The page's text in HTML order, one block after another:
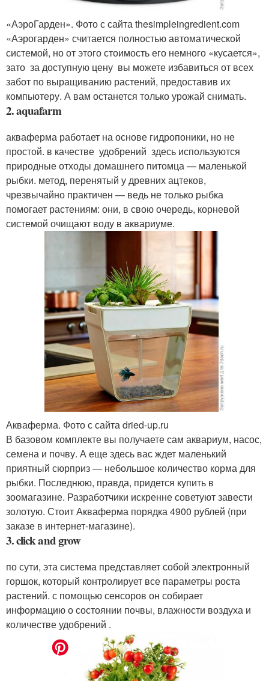
«АэроГарден». Фото с сайта thesimpleingredient.com
«Аэрогарден» считается полностью автоматической
системой, но от этого стоимость его немного «кусается»,
зато за доступную цену вы можете избавиться от всех
забот по выращиванию растений, предоставив их
компьютеру. А вам останется только урожай снимать.
2. aquafarm
акваферма работает на основе гидропоники, но не
простой. в качестве удобрений здесь используются
природные отходы домашнего питомца — маленькой
рыбки. метод, перенятый у древних ацтеков,
чрезвычайно практичен — ведь не только рыбка
помогает растениям: они, в свою очередь, корневой
системой очищают воду в аквариуме.
Акваферма. Фото с сайта dried-up.ru
В базовом комплекте вы получаете сам аквариум, насос,
семена и почву. А еще здесь вас ждет маленький
приятный сюрприз — небольшое количество корма для
рыбки. Последнюю, правда, придется купить в
зоомагазине. Разработчики искренне советуют завести
золотую. Стоит Акваферма порядка 4900 рублей (при
заказе в интернет-магазине).
3. click and grow
по сути, эта система представляет собой электронный
горшок, который контролирует все параметры роста
растений. с помощью сенсоров он собирает
информацию о состоянии почвы, влажности воздуха и
количестве удобрений .